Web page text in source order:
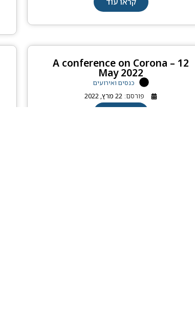
A conference on Corona – 12
May 2022
כנסים ואירועים
פורסם: 22 מרץ, 2022